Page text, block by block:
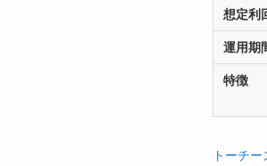
想定利
運用期
特徴
トーチー